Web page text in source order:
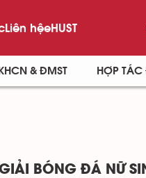
Liên hệeHUST
KHCN & ĐMST HỢP
BÓNG ĐÁ NỮ